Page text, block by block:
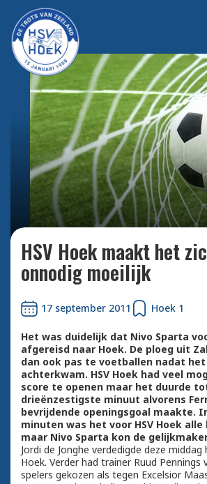
HSV Hoek maakt het
onnodig moeilijk
17 september 2011 Hoek 1
Het was duidelijk dat Nivo Sparta
afgereisd naar Hoek. De ploeg uit
dan ook pas te voetballen nadat
achterkwam. HSV Hoek had veel
score te openen maar het duurde
drieënzestigste minuut alvorens
bevrijdende openingsgoal maakte.
minuten was het voor HSV Hoek
maar Nivo Sparta kon de
Jordi de Jonghe verdedigde deze middag
Hoek. Verder had trainer Ruud Pennings
spelers gekozen als tegen Excelsior